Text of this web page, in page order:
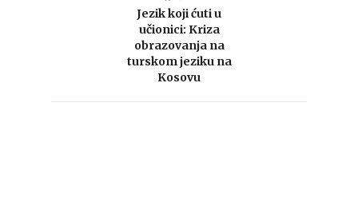
Jezik koji ćuti u
učionici: Kriza
obrazovanja na
turskom jeziku na
Kosovu